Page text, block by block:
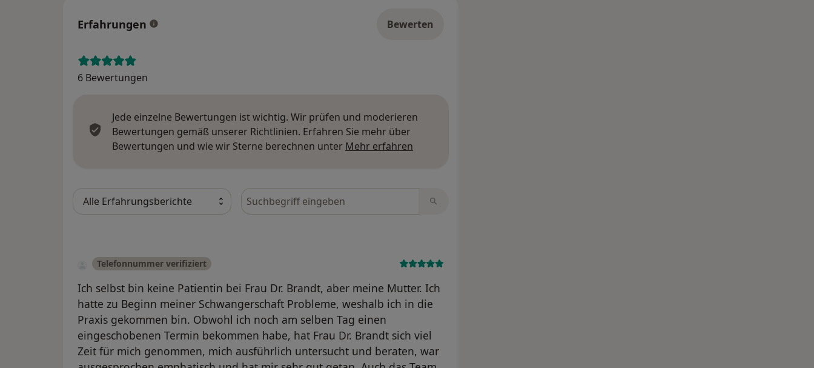
Erfahrungen Bewerten
6 Bewertungen
Jede einzelne Bewertungen ist wichtig. Wir prüfen und moderieren
Bewertungen gemäß unserer Richtlinien. Erfahren Sie mehr über
Bewertungen und wie wir Sterne berechnen unter Mehr erfahren
Bewertungen durchsuchen
Telefonnummer verifiziert
Ich selbst bin keine Patientin bei Frau Dr. Brandt, aber meine Mutter. Ich
hatte zu Beginn meiner Schwangerschaft Probleme, weshalb ich in die
Praxis gekommen bin. Obwohl ich noch am selben Tag einen
eingeschobenen Termin bekommen habe, hat Frau Dr. Brandt sich viel
Zeit für mich genommen, mich ausführlich untersucht und beraten, war